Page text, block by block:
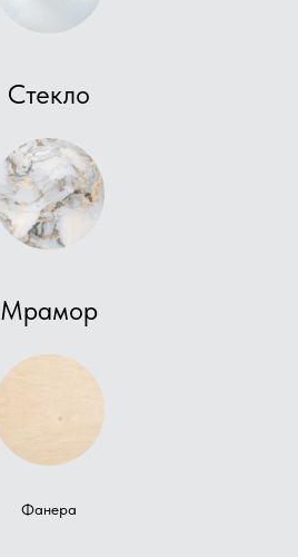
Стекло
Мрамор
Фанера